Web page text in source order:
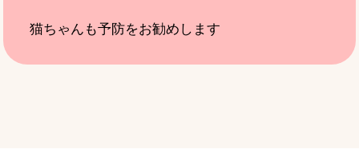
猫ちゃんも予防をお勧めします